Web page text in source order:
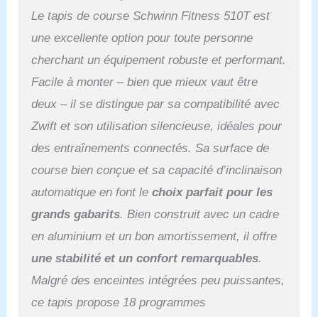
ESPACE OPTIMISÉ:
roulettes de transport
pour plier et déplacer
facilement le tapis, parfait
pour les appartements ou
espaces réduits.
MOTIVATION ET
CONFORT: Ventilateur
intégré, haut-parleurs
et porte-bouteilles pour
rendre vos séances plus
Le tapis de course Schwinn Fitness 510T est
une excellente option pour toute personne
cherchant un équipement robuste et performant.
Facile à monter – bien que mieux vaut être
deux – il se distingue par sa compatibilité avec
Zwift et son utilisation silencieuse, idéales pour
des entraînements connectés. Sa surface de
course bien conçue et sa capacité d’inclinaison
automatique en font lechoix parfait pour les
grands gabarits. Bien construit avec un cadre
en aluminium et un bon amortissement, il offre
une stabilité et un confort remarquables.
Malgré des enceintes intégrées peu puissantes,
ce tapis propose 18 programmes